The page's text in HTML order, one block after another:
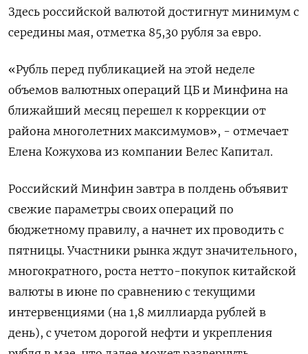
Здесь российской валютой достигнут минимум с
‌середины мая, отметка 85,30 рубля за евро.
«Рубль перед публикацией на этой неделе
объемов валютных операций ЦБ ​и Минфина на
ближайший месяц перешел к коррекции от
района многолетних максимумов», - отмечает
Елена Кожухова ‌из компании Велес Капитал.
Российский Минфин завтра в полдень объявит
свежие параметры своих операций по
бюджетному правилу, а начнет их проводить с
пятницы. Участники рынка ждут значительного,
многократного, роста нетто-покупок китайской ​
валюты в июне по ​сравнению с текущими
интервенциями (на ‌1,8 миллиарда рублей в
день), с учетом дорогой нефти и укрепления